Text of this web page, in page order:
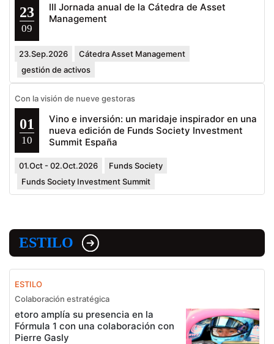
23
09
III Jornada anual de la Cátedra de Asset
Management
23.Sep.2026
Cátedra Asset Management
gestión de activos
Con la visión de nueve gestoras
01
10
Vino e inversión: un maridaje inspirador en una
nueva edición de Funds Society Investment
Summit España
01.Oct - 02.Oct.2026
Funds Society
Funds Society Investment Summit
ESTILO
ESTILO
Colaboración estratégica
etoro amplía su presencia en la
Fórmula 1 con una colaboración con
Pierre Gasly